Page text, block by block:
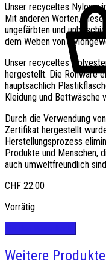
Unser recyceltes Nylon
Mit anderen Worten,
ungefärbten und
dem Weben von
Unser recyceltes
hergestellt. Die Rohware
hauptsächlich
Kleidung und Bettwäsche
Durch die Verwendung
Zertifikat hergestellt
Herstellungsprozess
Produkte und Menschen,
auch umweltfreundlich
CHF 22.00
Vorrätig
Weitere Produkte